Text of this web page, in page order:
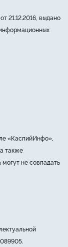
21.12.2016, выдано
«КаспийИнфо»,
также
не совпадать